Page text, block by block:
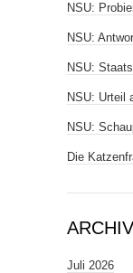
NSU:
NSU:
NSU:
NSU: Urteil
NSU:
Die
Juli 2026